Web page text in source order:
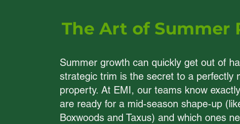
The Art of Summer
Summer growth can quickly get out of
strategic trim is the secret to a perfectly
property. At EMI, our teams know
are ready for a mid-season shape-up
Boxwoods and Taxus) and which ones